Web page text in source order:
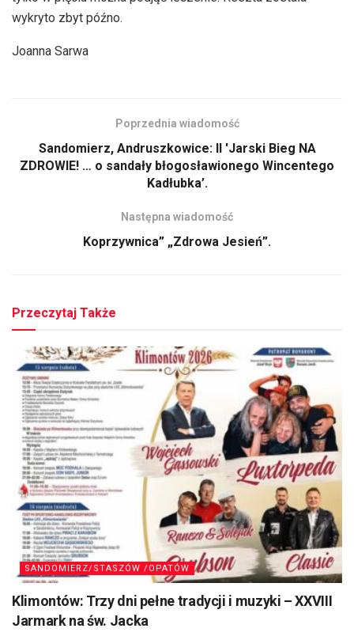
wykryto zbyt późno.
Joanna Sarwa
Poprzednia wiadomość
Sandomierz, Andruszkowice: II 'Jarski Bieg NA
ZDROWIE! … o sandały błogosławionego Wincentego
Kadłubka’.
Następna wiadomość
Koprzywnica” „Zdrowa Jesień”.
Przeczytaj Także
SANDOMIERZ/STASZÓW /OPATÓW
Klimontów: Trzy dni pełne tradycji i muzyki – XXVIII
Jarmark na św. Jacka